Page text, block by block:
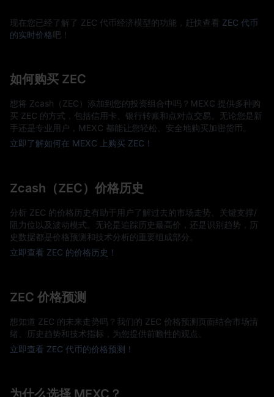
现在您已经了解了 ZEC 代币经济模型的功能，赶快查看 ZEC 代币
的实时价格吧！
如何购买 ZEC
想将 Zcash（ZEC）添加到您的投资组合中吗？MEXC 提供多种购
买 ZEC 的方式，包括信用卡、银行转账和点对点交易。无论您是新
手还是专业用户，MEXC 都能让您轻松、安全地购买加密货币。
立即了解如何在 MEXC 上购买 ZEC！
Zcash（ZEC）价格历史
分析 ZEC 的价格历史有助于用户了解过去的市场走势、关键支撑/
阻力位以及波动模式。无论是追踪历史最高价，还是识别趋势，历
史数据都是价格预测和技术分析的重要组成部分。
立即查看 ZEC 的价格历史！
ZEC 价格预测
想知道 ZEC 的未来走势吗？我们的 ZEC 价格预测页面结合市场情
绪、历史趋势和技术指标，为您提供前瞻性的观点。
立即查看 ZEC 代币的价格预测！
为什么选择 MEXC？